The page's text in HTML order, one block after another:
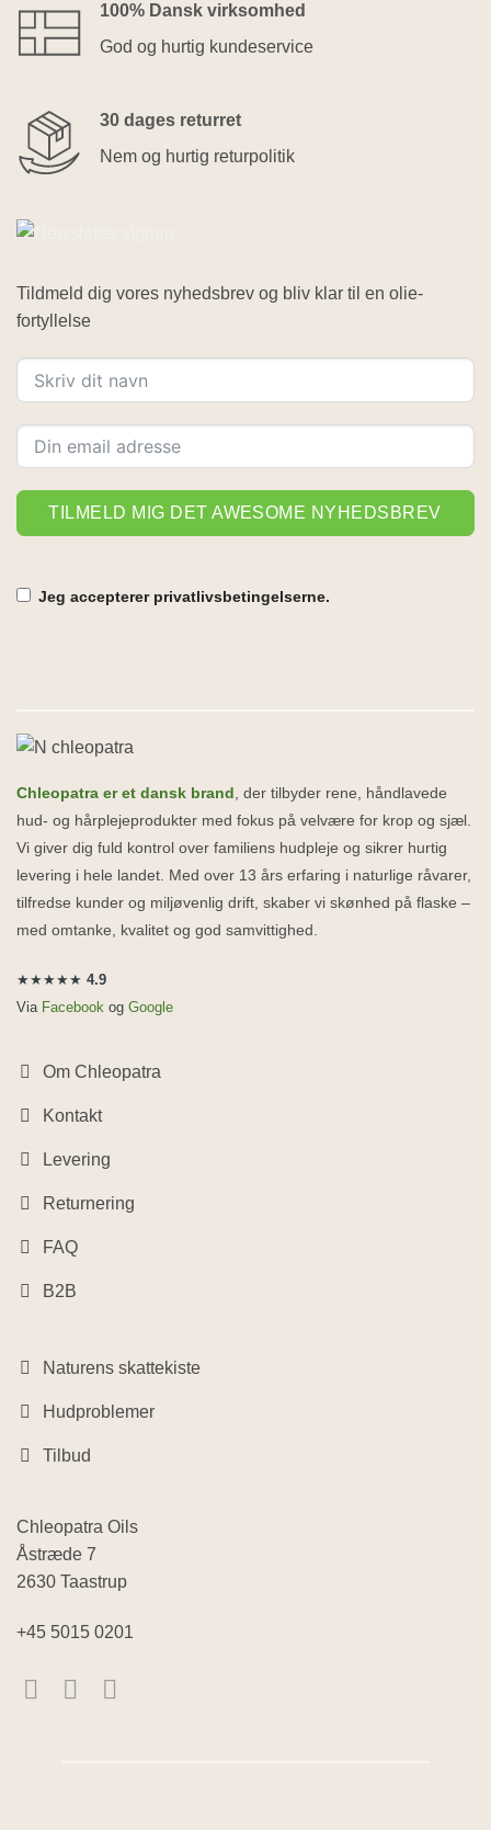
100% Dansk virksomhed
God og hurtig kundeservice
30 dages returret
Nem og hurtig returpolitik
Tildmeld dig vores nyhedsbrev og bliv klar til en olie-
fortyllelse
TILMELD MIG DET AWESOME NYHEDSBREV
Jeg accepterer privatlivsbetingelserne.
Chleopatra er et dansk brand , der tilbyder rene, håndlavede
hud- og hårplejeprodukter med fokus på velvære for krop og sjæl.
Vi giver dig fuld kontrol over familiens hudpleje og sikrer hurtig
levering i hele landet. Med over 13 års erfaring i naturlige råvarer,
tilfredse kunder og miljøvenlig drift, skaber vi skønhed på flaske –
med omtanke, kvalitet og god samvittighed.
★★★★★ 4.9
Via Facebook og Google
Om Chleopatra
Kontakt
Levering
Returnering
FAQ
B2B
Naturens skattekiste
Hudproblemer
Tilbud
Chleopatra Oils
Åstræde 7
2630 Taastrup
+45 5015 0201